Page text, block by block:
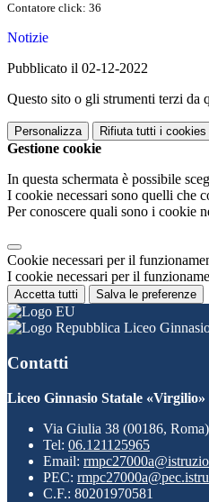
Contatore click: 36
Notizie
Pubblicato il 02-12-2022
Questo sito o gli strumenti terzi da
Personalizza Rifiuta tutti i cookies
Gestione cookie
In questa schermata è possibile
I cookie necessari sono quelli che
Per conoscere quali sono i cookie
Cookie necessari per il
I cookie necessari per il
Accetta tutti Salva le preferenze
Liceo
Contatti
Liceo Ginnasio Statale «Virgilio»
Via Giulia 38 (00186, Roma)
Tel: 06.121125965
Email:
PEC:
C.F.: 80201970581